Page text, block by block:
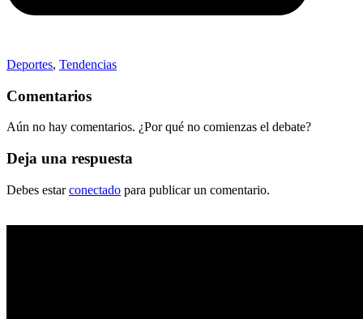
Deportes, Tendencias
Comentarios
Aún no hay comentarios. ¿Por qué no comienzas el debate?
Deja una respuesta
Debes estarconectado para publicar un comentario.